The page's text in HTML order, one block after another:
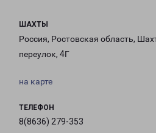
ШАХТЫ
Россия, Ростовская область,
переулок, 4Г
на карте
ТЕЛЕФОН
8(8636) 279-353